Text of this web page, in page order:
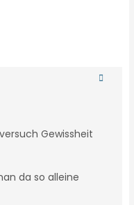
Gewissheit
da so alleine